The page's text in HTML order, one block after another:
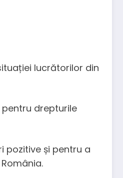
lucrătorilor din
drepturile
pozitive și pentru a